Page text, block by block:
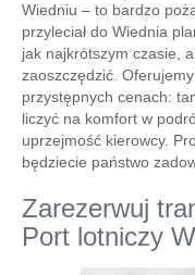
Wiedniu – to bardzo
przyleciał do Wiednia
jak najkrótszym czasie,
zaoszczędzić.
przystępnych cenach:
liczyć na komfort w
uprzejmość kierowcy.
będziecie państwo
Zarezerwuj
Port lotniczy